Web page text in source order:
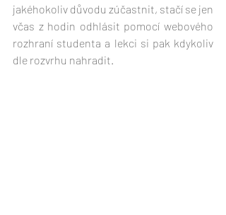
jakéhokoliv důvodu zúčastnit, stačí se jen
včas z hodin odhlásit pomocí webového
rozhraní studenta a lekci si pak kdykoliv
dle rozvrhu nahradit.